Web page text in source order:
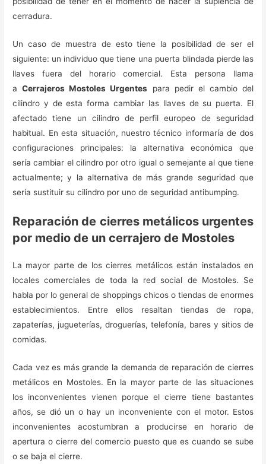
cerradura.
Un caso de muestra de esto tiene la posibilidad de ser el
siguiente: un individuo que tiene una puerta blindada pierde las
llaves fuera del horario comercial. Esta persona llama
aCerrajeros Mostoles Urgentes para pedir el cambio del
cilindro y de esta forma cambiar las llaves de su puerta. El
afectado tiene un cilindro de perfil europeo de seguridad
habitual. En esta situación, nuestro técnico informaría de dos
configuraciones principales: la alternativa económica que
sería cambiar el cilindro por otro igual o semejante al que tiene
actualmente; y la alternativa de más grande seguridad que
sería sustituir su cilindro por uno de seguridad antibumping.
Reparación de cierres metálicos urgentes
por medio de un cerrajero de Mostoles
La mayor parte de los cierres metálicos están instalados en
locales comerciales de toda la red social de Mostoles. Se
habla por lo general de shoppings chicos o tiendas de enormes
establecimientos. Entre ellos resaltan tiendas de ropa,
zapaterías, jugueterías, droguerías, telefonía, bares y sitios de
comidas.
Cada vez es más grande la demanda de reparación de cierres
metálicos en Mostoles. En la mayor parte de las situaciones
los inconvenientes vienen porque el cierre tiene bastantes
años, se dió un o hay un inconveniente con el motor. Estos
inconvenientes acostumbran a producirse en horario de
apertura o cierre del comercio puesto que es cuando se sube
o se baja el cierre.